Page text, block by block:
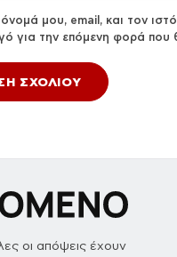
μου, email, και τον
για την επόμενη φορά που
οι απόψεις έχουν